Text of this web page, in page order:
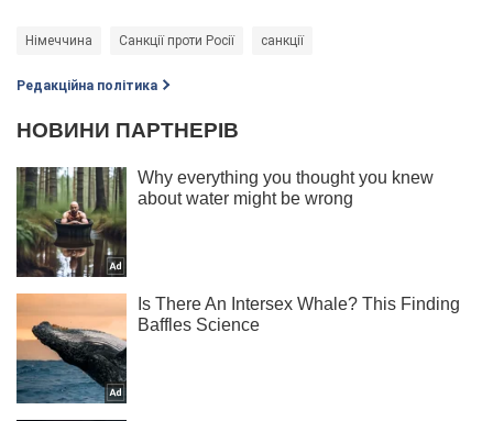
Німеччина Санкції проти Росії санкції
Редакційна політика